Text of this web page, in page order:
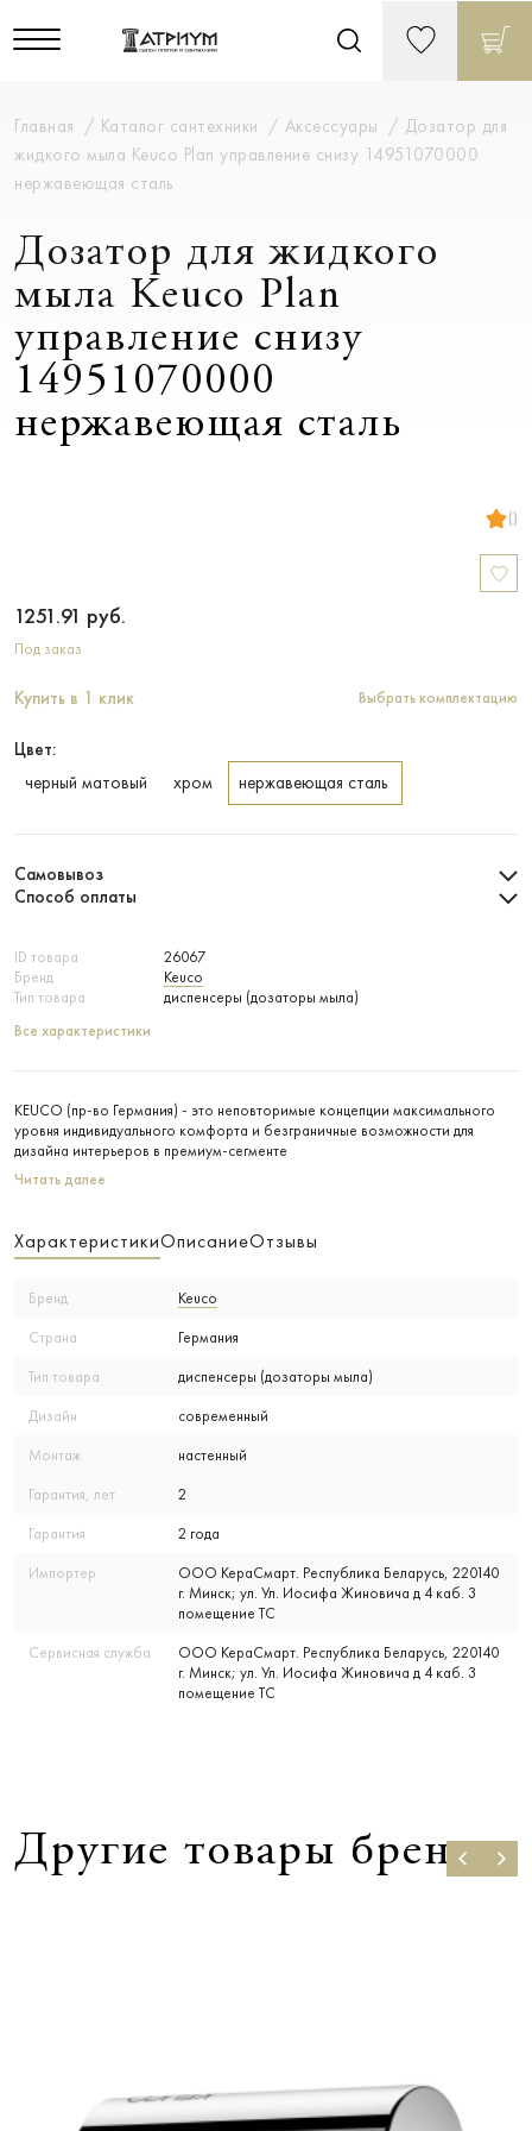
Главная Каталог сантехники Аксессуары
Дозатор для
жидкого мыла Keuco Plan управление снизу 14951070000
нержавеющая сталь
Дозатор для жидкого
мыла Keuco Plan
управление снизу
14951070000
нержавеющая сталь
()
ID товара
26067
Бренд
Keuco
Тип товара
диспенсеры (дозаторы мыла)
Все характеристики
KEUCO (пр-во Германия) - это неповторимые концепции максимального
уровня индивидуального комфорта и безграничные возможности для
дизайна интерьеров в премиум-сегменте
Читать далее
1251.91 руб.
Под заказ
Купить в 1 клик Выбрать комплектацию
Цвет:
черный матовый
хром нержавеющая сталь
Самовывоз
Способ оплаты
ХарактеристикиОписаниеОтзывы
Бренд Keuco
Страна Германия
Тип товара диспенсеры (дозаторы мыла)
Дизайн современный
Монтаж настенный
Гарантия, лет 2
Гарантия 2 года
Импортер
ООО КераСмарт. Республика Беларусь, 220140
г. Минск; ул. Ул. Иосифа Жиновича д 4 каб. 3
помещение ТС
Сервисная служба
ООО КераСмарт. Республика Беларусь, 220140
г. Минск; ул. Ул. Иосифа Жиновича д 4 каб. 3
помещение ТС
Другие товары бренда